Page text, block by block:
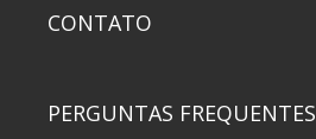
CONTATO
PERGUNTAS FREQUENTES